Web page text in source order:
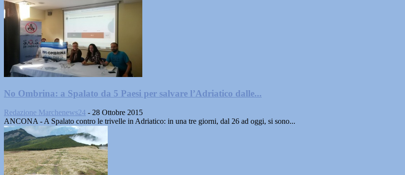
No Ombrina: a Spalato da 5 Paesi per salvare l’Adriatico dalle...
Redazione Marchenews24 - 28 Ottobre 2015
ANCONA - A Spalato contro le trivelle in Adriatico: in una tre giorni, dal 26 ad oggi, si sono...